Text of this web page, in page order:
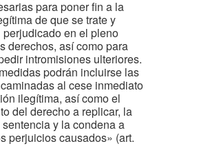
para poner fin a la
de que se trate y
perjudicado en el pleno
derechos, así como para
intromisiones ulteriores.
podrán incluirse las
al cese inmediato
ilegítima, así como el
del derecho a replicar, la
y la condena a
perjuicios causados» (art.